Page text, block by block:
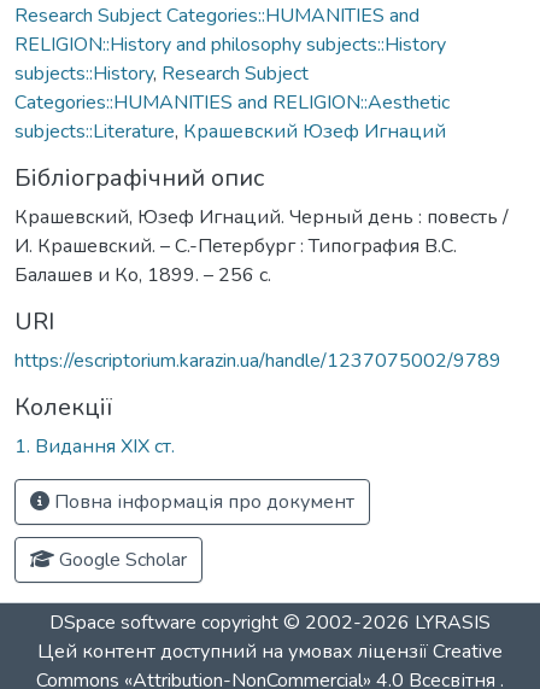
Research Subject Categories::HUMANITIES and
RELIGION::History and philosophy subjects::History
subjects::History, Research Subject
Categories::HUMANITIES and RELIGION::Aesthetic
subjects::Literature, Крашевский Юзеф Игнаций
Бібліографічний опис
Крашевский, Юзеф Игнаций. Черный день : повесть /
И. Крашевский. – С.-Петербург : Типография В.С.
Балашев и Ко, 1899. – 256 с.
URI
https://escriptorium.karazin.ua/handle/1237075002/9789
Колекції
1. Видання ХІХ ст.
Повна інформація про документ
Google Scholar
DSpace software copyright © 2002-2026 LYRASIS
Цей контент доступний на умовах ліцензіїCreative
Commons «Attribution-NonCommercial» 4.0 Всесвітня .